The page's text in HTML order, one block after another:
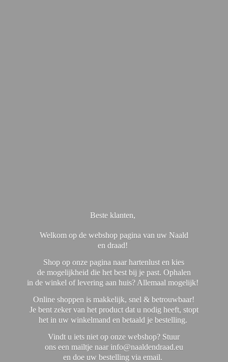
Beste klanten,
Welkom op de webshop pagina van uw Naald
en draad!
Shop op onze pagina naar hartenlust en kies
de mogelijkheid die het best bij je past. Ophalen
in de winkel of levering aan huis? Allemaal mogelijk!
Online shoppen is makkelijk, snel & betrouwbaar!
Je bent zeker van het product dat u nodig heeft, stopt
het in uw winkelmand en betaald je bestelling.
Vindt u iets niet op onze webshop? Stuur
ons een mailtje naar info@naaldendraad.eu
en doe uw bestelling via email.